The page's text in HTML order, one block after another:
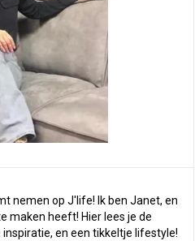
nemen op J'life! Ik ben Janet, en
maken heeft! Hier lees je de
en een tikkeltje lifestyle!